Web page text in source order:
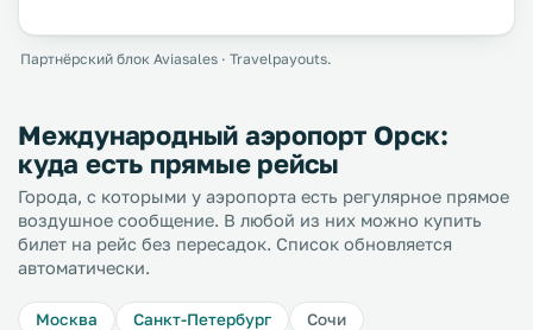
Партнёрский блок Aviasales · Travelpayouts.
Международный аэропорт Орск:
куда есть прямые рейсы
Города, с которыми у аэропорта есть регулярное прямое
воздушное сообщение. В любой из них можно купить
билет на рейс без пересадок. Список обновляется
автоматически.
Москва Санкт-Петербург Сочи